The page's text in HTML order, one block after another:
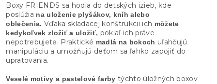
Boxy FRIENDS sa hodia do detských izieb, kde
poslúžia na uloženie plyšákov, kníh alebo
oblečenia. Vďaka skladacej konštrukcii ich môžete
kedykoľvek zložiť a uložiť, pokiaľ ich práve
nepotrebujete. Praktické madlá na bokoch uľahčujú
manipuláciu a umožňujú deťom sa ľahko zapojiť do
upratovania.
Veselé motívy a pastelové farby týchto úložných boxov